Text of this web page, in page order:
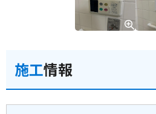
施工情報